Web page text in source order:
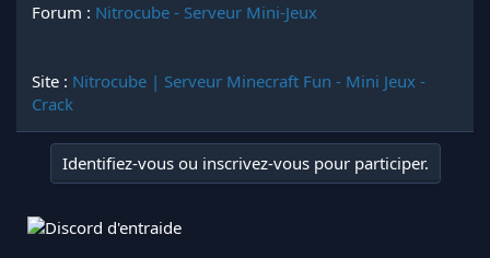
Forum : Nitrocube - Serveur Mini-Jeux
Site : Nitrocube | Serveur Minecraft Fun - Mini Jeux -
Crack
Identifiez-vous ou inscrivez-vous pour participer.